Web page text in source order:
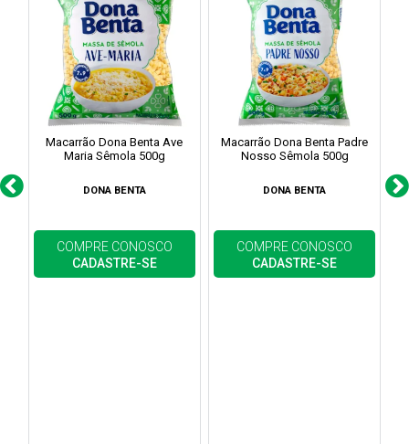
Macarrão Dona Benta Ave
Maria Sêmola 500g
DONA BENTA
COMPRE CONOSCO
CADASTRE-SE
Macarrão Dona Benta Padre
Nosso Sêmola 500g
DONA BENTA
COMPRE CONOSCO
CADASTRE-SE